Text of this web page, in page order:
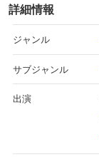
詳細情報
ジャンル
サブジャンル
出演